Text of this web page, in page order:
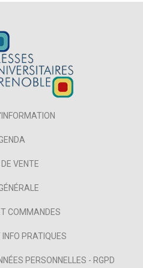
DE VENTE
COMMANDES
PRATIQUES
PERSONNELLES - RGPD